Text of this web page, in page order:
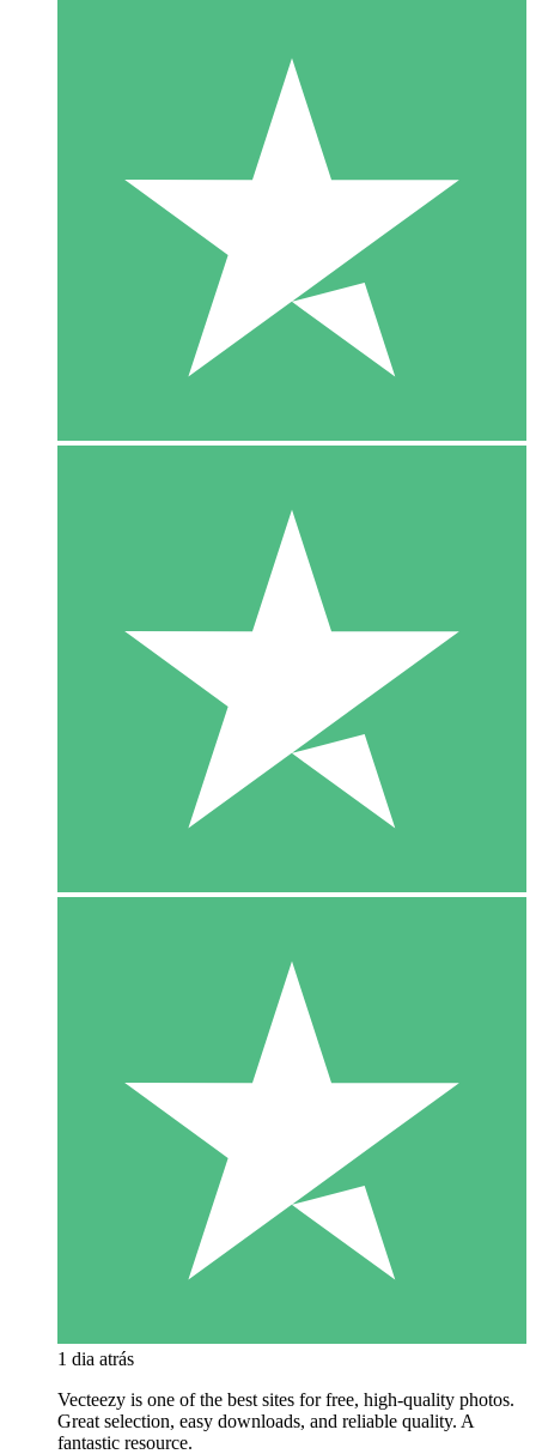
1 dia atrás
Vecteezy is one of the best sites for free, high‑quality photos.
Great selection, easy downloads, and reliable quality. A
fantastic resource.